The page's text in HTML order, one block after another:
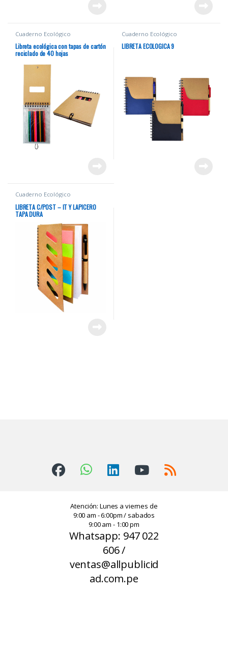
Cuaderno Ecológico
Libreta ecológica con tapas de cartón
reciclado de 40 hojas
Cuaderno Ecológico
LIBRETA ECOLOGICA 9
Cuaderno Ecológico
LIBRETA C/POST – IT Y LAPICERO
TAPA DURA
Atención: Lunes a viernes de
9:00 am - 6:00pm / sabados
9:00 am - 1:00 pm
Whatsapp: 947 022
606 /
ventas@allpublicid
ad.com.pe